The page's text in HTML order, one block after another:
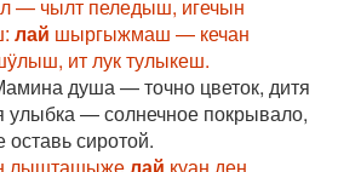
— чылт пеледыш, игечын
лай шыргыжмаш — кечан
ит лук тулыкеш.
душа — точно цветок, дитя
улыбка — солнечное покрывало,
сиротой.